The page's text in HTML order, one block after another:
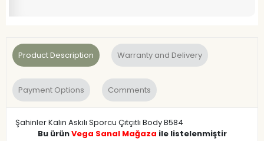
Product Description Warranty and Delivery
Payment Options Comments
Şahinler Kalın Askılı Sporcu Çıtçıtlı Body B584
Bu ürünVega Sanal Mağaza ile listelenmiştir